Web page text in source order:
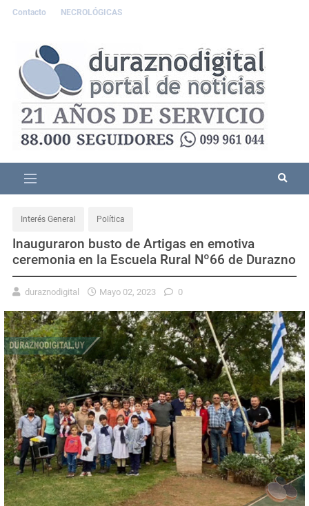
Contacto NECROLÓGICAS
Interés General Política
Inauguraron busto de Artigas en emotiva
ceremonia en la Escuela Rural Nº66 de Durazno
duraznodigital Mayo 02, 2023 0